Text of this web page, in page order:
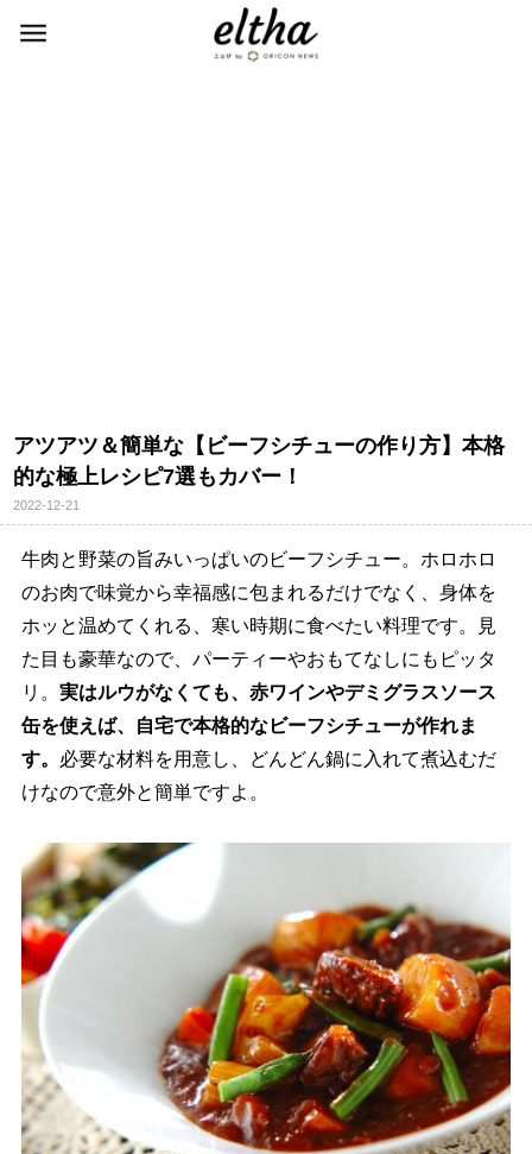
アツアツ＆簡単な【ビーフシチューの作り方】本格
的な極上レシピ7選もカバー！
2022-12-21
牛肉と野菜の旨みいっぱいのビーフシチュー。ホロホロ
のお肉で味覚から幸福感に包まれるだけでなく、身体を
ホッと温めてくれる、寒い時期に食べたい料理です。見
た目も豪華なので、パーティーやおもてなしにもピッタ
リ。 実はルウがなくても、赤ワインやデミグラスソース
缶を使えば、自宅で本格的なビーフシチューが作れま
す。 必要な材料を用意し、どんどん鍋に入れて煮込むだ
けなので意外と簡単ですよ。